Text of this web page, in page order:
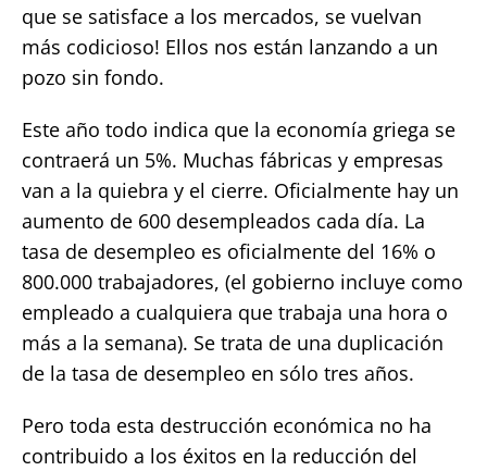
que se satisface a los mercados, se vuelvan
más codicioso! Ellos nos están lanzando a un
pozo sin fondo.
Este año todo indica que la economía griega se
contraerá un 5%. Muchas fábricas y empresas
van a la quiebra y el cierre. Oficialmente hay un
aumento de 600 desempleados cada día. La
tasa de desempleo es oficialmente del 16% o
800.000 trabajadores, (el gobierno incluye como
empleado a cualquiera que trabaja una hora o
más a la semana). Se trata de una duplicación
de la tasa de desempleo en sólo tres años.
Pero toda esta destrucción económica no ha
contribuido a los éxitos en la reducción del